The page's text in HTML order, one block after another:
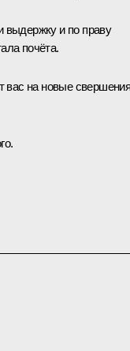
выдержку и по праву
почёта.
вас на новые